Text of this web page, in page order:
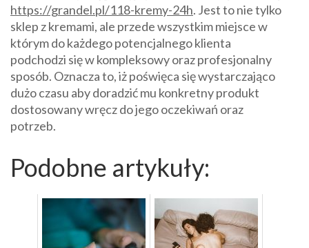
https://grandel.pl/118-kremy-24h. Jest to nie tylko
sklep z kremami, ale przede wszystkim miejsce w
którym do każdego potencjalnego klienta
podchodzi się w kompleksowy oraz profesjonalny
sposób. Oznacza to, iż poświęca się wystarczająco
dużo czasu aby doradzić mu konkretny produkt
dostosowany wręcz do jego oczekiwań oraz
potrzeb.
Podobne artykuły: